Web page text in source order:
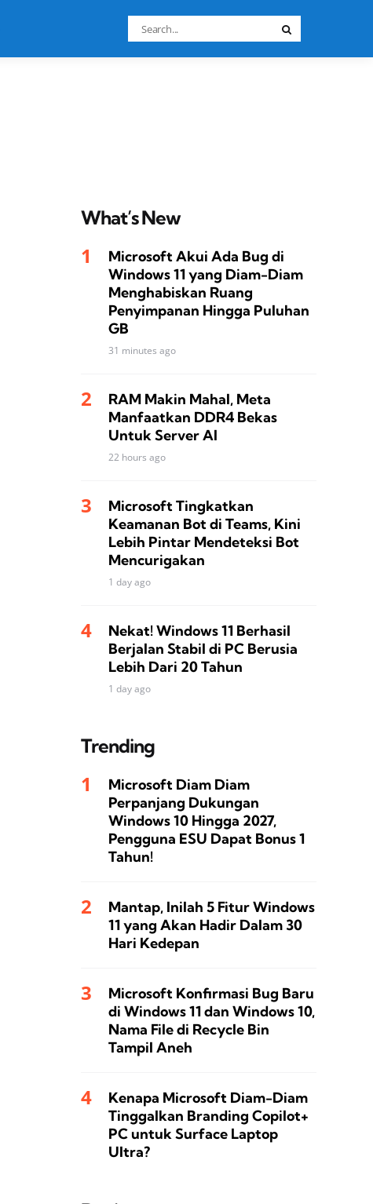
Search
for:
What’s New
Microsoft Akui Ada Bug di
Windows 11 yang Diam-Diam
Menghabiskan Ruang
Penyimpanan Hingga Puluhan
GB
31 minutes ago
RAM Makin Mahal, Meta
Manfaatkan DDR4 Bekas
Untuk Server AI
22 hours ago
Microsoft Tingkatkan
Keamanan Bot di Teams, Kini
Lebih Pintar Mendeteksi Bot
Mencurigakan
1 day ago
Nekat! Windows 11 Berhasil
Berjalan Stabil di PC Berusia
Lebih Dari 20 Tahun
1 day ago
Trending
Microsoft Diam Diam
Perpanjang Dukungan
Windows 10 Hingga 2027,
Pengguna ESU Dapat Bonus 1
Tahun!
Mantap, Inilah 5 Fitur Windows
11 yang Akan Hadir Dalam 30
Hari Kedepan
Microsoft Konfirmasi Bug Baru
di Windows 11 dan Windows 10,
Nama File di Recycle Bin
Tampil Aneh
Kenapa Microsoft Diam-Diam
Tinggalkan Branding Copilot+
PC untuk Surface Laptop
Ultra?